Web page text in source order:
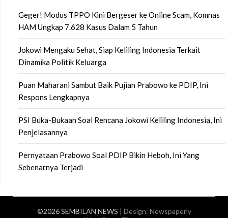
Geger! Modus TPPO Kini Bergeser ke Online Scam, Komnas
HAM Ungkap 7.628 Kasus Dalam 5 Tahun
Jokowi Mengaku Sehat, Siap Keliling Indonesia Terkait
Dinamika Politik Keluarga
Puan Maharani Sambut Baik Pujian Prabowo ke PDIP, Ini
Respons Lengkapnya
PSI Buka-Bukaan Soal Rencana Jokowi Keliling Indonesia, Ini
Penjelasannya
Pernyataan Prabowo Soal PDIP Bikin Heboh, Ini Yang
Sebenarnya Terjadi
©2026 SEMBILAN NEWS | Design: Newspaperly